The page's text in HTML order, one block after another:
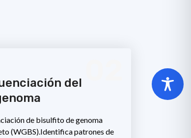
del
de bisulfito de genoma
(WGBS).Identifica patrones de